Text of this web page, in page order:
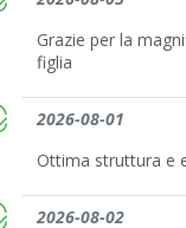
Grazie per la
figlia
2026-08-01
Ottima struttura e
2026-08-02